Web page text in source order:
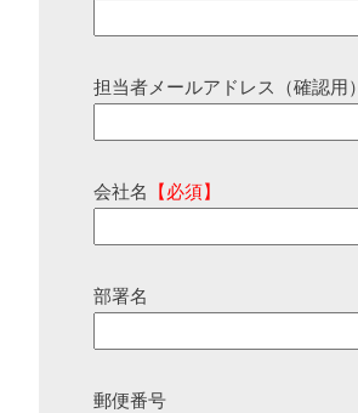
担当者メールアドレス（確認用）
会社名 【必須】
部署名
郵便番号